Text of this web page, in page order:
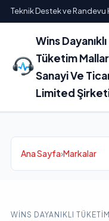
Teknik Destek ve Randevu
Wins Dayanıklı
Tüketim
Sanayi Ve
Limited
Ana Sayfa›Markalar
WINS DAYANIKLI